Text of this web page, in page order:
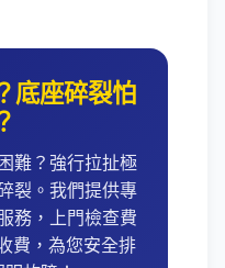
底座碎裂怕
難？強行拉扯極
裂。我們提供專
務，上門檢查費
費，為您安全排